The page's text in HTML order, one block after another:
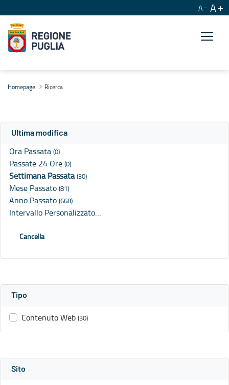
A A
Homepage Ricerca
Ultima modifica
Ora Passata (0)
Passate 24 Ore (0)
Settimana Passata(30)
Mese Passato (81)
Anno Passato (668)
Intervallo Personalizzato…
Cancella
Tipo
Contenuto Web (30)
Sito